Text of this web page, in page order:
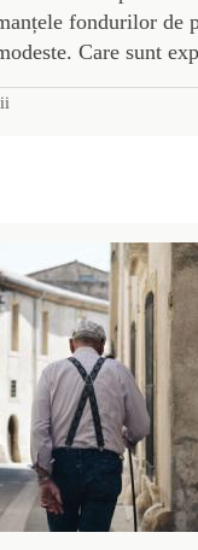
fondurilor de
Care sunt